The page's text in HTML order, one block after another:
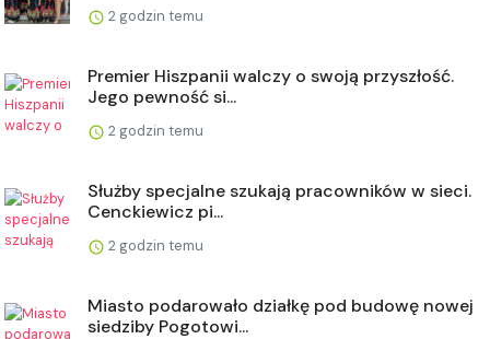
2 godzin temu
Premier Hiszpanii walczy o swoją przyszłość.
Jego pewność si...
2 godzin temu
Służby specjalne szukają pracowników w sieci.
Cenckiewicz pi...
2 godzin temu
Miasto podarowało działkę pod budowę nowej
siedziby Pogotowi...